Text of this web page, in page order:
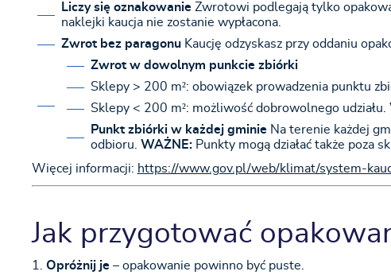
Liczy się oznakowanieZwrotowi podlegają tylko
naklejki kaucja nie zostanie wypłacona.
Zwrot bez paragonuKaucję odzyskasz przy oddaniu
Zwrot w dowolnym punkcie zbiórki
Sklepy > 200 m²: obowiązek prowadzenia punktu
Sklepy < 200 m²: możliwość dobrowolnego udziału.
Punkt zbiórki w każdej gminieNa terenie każdej
odbioru. WAŻNE:Punkty mogą działać także poza
Więcej informacji: https://www.gov.pl/web/klimat/system-
Jak przygotować
Opróżnij je– opakowanie powinno być puste.